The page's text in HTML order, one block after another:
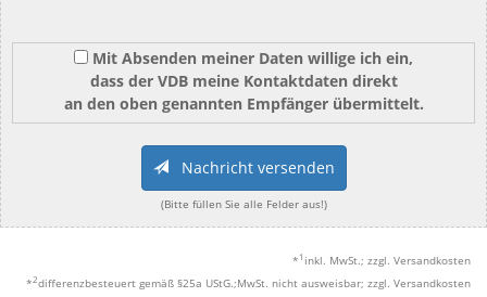
Mit Absenden meiner Daten willige ich ein,
dass der VDB meine Kontaktdaten direkt
an den oben genannten Empfänger übermittelt.
Nachricht versenden
(Bitte füllen Sie alle Felder aus!)
* 1 inkl. MwSt.; zzgl. Versandkosten
*2differenzbesteuert gemäß §25a UStG.;MwSt. nicht ausweisbar; zzgl. Versandkosten